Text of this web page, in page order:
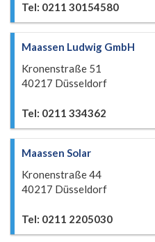
Tel: 0211 30154580
Maassen Ludwig GmbH
Kronenstraße 51
40217 Düsseldorf
Tel: 0211 334362
Maassen Solar
Kronenstraße 44
40217 Düsseldorf
Tel: 0211 2205030